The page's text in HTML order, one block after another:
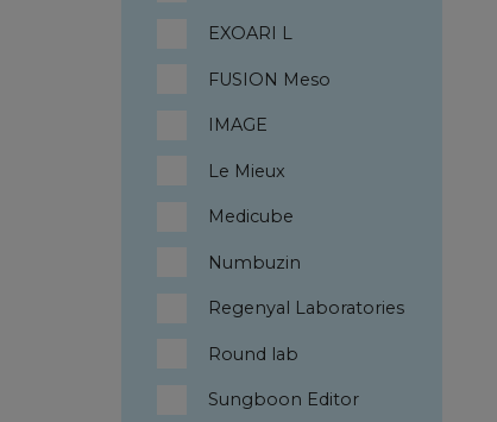
EXOARI L
FUSION Meso
IMAGE
Le Mieux
Medicube
Numbuzin
Regenyal Laboratories
Round lab
Sungboon Editor